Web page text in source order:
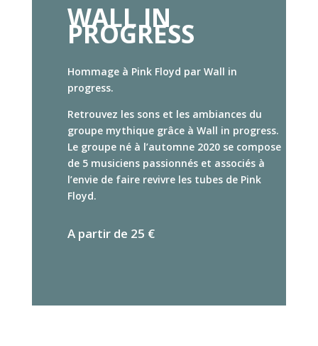
WALL IN
PROGRESS
Hommage à Pink Floyd par Wall in
progress.
Retrouvez les sons et les ambiances du
groupe mythique grâce à Wall in progress.
Le groupe né à l’automne 2020 se compose
de 5 musiciens passionnés et associés à
l’envie de faire revivre les tubes de Pink
Floyd.
A partir de 25 €